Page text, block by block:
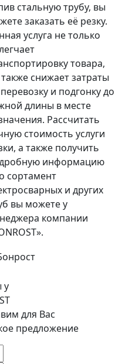
стальную трубу, вы
заказать её резку.
услуга не только
товара,
снижает затраты
и подгонку до
длины в месте
Рассчитать
стоимость услуги
а также получить
информацию
сортамент
и других
вы можете у
компании
у
для Вас
предложение